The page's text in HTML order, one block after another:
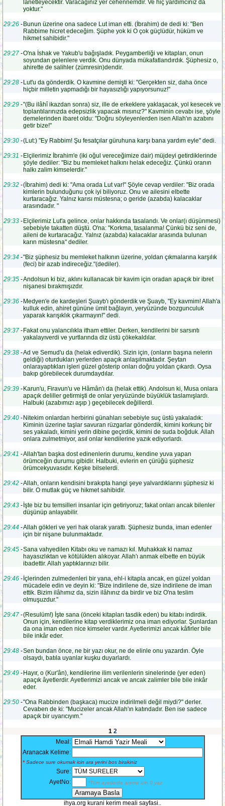
lanetleyecektir. Varacağınız yer cehennemdir. Ve hiç yardımcınız da
yoktur."
29:26 - Bunun üzerine ona sadece Lut iman etti. (İbrahim) de dedi ki: "Ben
Rabbime hicret edeceğim. Şüphe yok ki O çok güçlüdür, hüküm ve
hikmet sahibidir."
29:27 -O'na İshak ve Yakub'u bağışladık. Peygamberliği ve kitapları, onun
soyundan gelenlere verdik. Onu dünyada mükafatlandırdık. Şüphesiz o,
ahirette de salihler (zümresin)dendir.
29:28 - Lut'u da gönderdik. O kavmine demişti ki: "Gerçekten siz, daha önce
hiçbir milletin yapmadığı bir hayasızlığı yapıyorsunuz!"
29:29 -"(Bu ilâhî ikazdan sonra) siz, ille de erkeklere yaklaşacak, yol kesecek ve
toplantılarınızda edepsizlik yapacak mısınız?" Kavminin cevabı ise, şöyle
demelerinden ibaret oldu: "Doğru söyleyenlerden isen Allah'ın azabını
getir bize!"
29:30 -(Lut:) "Ey Rabbim! Şu fesatçılar güruhuna karşı bana yardım eyle" dedi.
29:31 - Elçilerimiz İbrahim'e (iki oğul vereceğimize dair) müjdeyi getirdiklerinde
şöyle dediler: "Biz bu memleket halkını helak edeceğiz. Çünkü oranın
halkı zalim kimselerdir."
29:32 -(İbrahim) dedi ki: "Ama orada Lut var!" Şöyle cevap verdiler: "Biz orada
kimlerin bulunduğunu çok iyi biliyoruz. Onu ve ailesini elbette
kurtaracağız. Yalnız karısı müstesna; o geride (azabda) kalacaklar
arasındadır. "
29:33 - Elçilerimiz Lut'a gelince, onlar hakkında tasalandı. Ve onlar(ı düşünmesi)
sebebiyle takatten düştü. O'na: "Korkma, tasalanma! Çünkü biz seni de,
aileni de kurtaracağız. Yalnız (azabda) kalacaklar arasında bulunan
karın müstesna" dediler.
29:34 -"Biz şüphesiz bu memleket halkının üzerine, yoldan çıkmalarına karşılık
(feci) bir azab indireceğiz."(dediler).
29:35 -Andolsun ki biz, aklını kullanacak bir kavim için oradan apaçık bir ibret
nişanesi bırakmışızdır.
29:36 - Medyen'e de kardeşleri Şuayb'ı gönderdik ve Şuayb, "Ey kavmim! Allah'a
kulluk edin, ahiret gününe ümit bağlayın, yeryüzünde bozgunculuk
yaparak karışıklık çıkarmayın!" dedi.
29:37 - Fakat onu yalancılıkla itham ettiler. Derken, kendilerini bir sarsıntı
yakalayıverdi ve yurtlarında diz üstü çökekaldılar.
29:38 -Ad ve Semud'u da (helak ediverdik). Sizin için, (onların başına nelerin
geldiği) oturdukları yerlerden apaçık anlaşılmaktadır. Şeytan
onlarayaptıkları işleri güzel gösterip onları doğru yoldan çıkardı. Oysa
bakıp görebilecek durumdaydılar.
29:39 - Karun'u, Firavun'u ve Hâmân'ı da (helak ettik). Andolsun ki, Musa onlara
apaçık deliller getirmişti de onlar yeryüzünde büyüklük taslamışlardı.
Halbuki (azabımızı aşıp ) geçebilecek değillerdi.
29:40 - Nitekim onlardan herbirini günahları sebebiyle suç üstü yakaladık:
Kiminin üzerine taşlar savuran rüzgarlar gönderdik, kimini korkunç bir
ses yakaladı, kimini yerin dibine geçirdik, kimini de suda boğduk. Allah
onlara zulmetmiyor, asıl onlar kendilerine yazık ediyorlardı.
29:41 -Allah'tan başka dost edinenlerin durumu, kendine yuva yapan
örümceğin durumu gibidir. Halbuki, evlerin en çürüğü şüphesiz
örümcekyuvasıdır. Keşke bilselerdi.
29:42 -Allah, onların kendisini bırakıpta hangi şeye yalvardıklarını şüphesiz ki
bilir. O mutlak güç ve hikmet sahibidir.
29:43 - İşte biz bu temsilleri insanlar için getiriyoruz; fakat onları ancak bilenler
düşünüp anlayabilir.
29:44 -Allah gökleri ve yeri hak olarak yarattı. Şüphesiz bunda, iman edenler
için bir nişane bulunmaktadır.
29:45 -Sana vahyedilen Kitabı oku ve namazı kıl. Muhakkak ki namaz
hayasızlıktan ve kötülükten alıkoyar. Allah'ı anmak elbette en büyük
ibadettir. Allah yaptıklarınızı bilir.
29:46 - İçlerinden zulmedenleri bir yana, ehl-i kitapla ancak, en güzel yoldan
mücadele edin ve deyin ki: "Bize indirilene de, size indirilene de iman
ettik. Bizim ilâhımız da, sizin ilâhınız da birdir ve biz O'na teslim
olmuşuzdur."
29:47 -(Resulüm!) İşte sana (önceki kitapları tasdik eden) bu kitabı indirdik.
Onun için, kendilerine kitap verdiklerimiz ona iman ediyorlar. Şunlardan
da ona iman eden nice kimseler vardır. Ayetlerimizi ancak kâfirler bile
bile inkâr eder.
29:48 -Sen bundan önce, ne bir yazı okur, ne de elinle onu yazardın. Öyle
olsaydı, batıla uyanlar kuşku duyarlardı.
29:49 - Hayır, o (Kur'ân), kendilerine ilim verilenlerin sinelerinde (yer eden)
apaçık âyetlerdir. Ayetlerimizi ancak ve ancak zalimler bile bile inkâr
eder.
29:50 -"Ona Rabbinden (başkaca) mucize indirilmeli değil miydi?" derler.
Cevaben de ki: "Mucizeler ancak Allah'ın katındadır. Ben ise sadece
apaçık bir uyarıcıyım."
1 2
Meal:
Aranacak Kelime:
* Sadece sure okumak icin ara yerini bos birakiniz
Sure:
AyetNo:
*Tüm ayetlerde arama icin 0 yaz
ihya.org kurani kerim meali sayfasi..